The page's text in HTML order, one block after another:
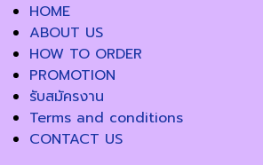
HOME
ABOUT US
HOW TO ORDER
PROMOTION
รับสมัครงาน
Terms and conditions
CONTACT US